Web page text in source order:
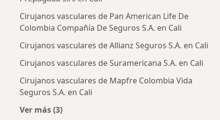
Cirujanos vasculares de Pan American Life De
Colombia Compañía De Seguros S.A. en Cali
Cirujanos vasculares de Allianz Seguros S.A. en Cali
Cirujanos vasculares de Suramericana S.A. en Cali
Cirujanos vasculares de Mapfre Colombia Vida
Seguros S.A. en Cali
Ver más (3)